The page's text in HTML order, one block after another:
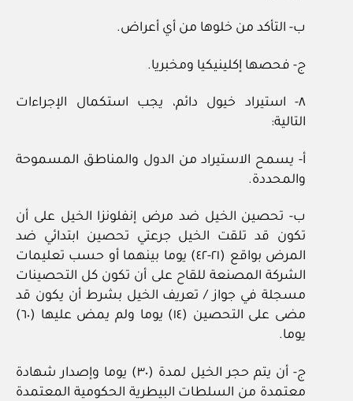
ب- التأكد من خلوها من أي أعراض.
ج- فحصها إكلينيكيا ومخبريا.
٨- استيراد خيول دائم، يجب استكمال الإجراءات
التالية:
أ- يسمح الاستيراد من الدول والمناطق المسموحة
والمحددة.
ب- تحصين الخيل ضد مرض إنفلونزا الخيل على أن
تكون قد تلقت الخيل جرعتي تحصين ابتدائي ضد
المرض بواقع (٢١-٤٢) يوما بينهما أو حسب تعليمات
الشركة المصنعة للقاح على أن تكون كل التحصينات
مسجلة في جواز / تعريف الخيل بشرط أن يكون قد
مضى على التحصين (١٤) يوما ولم يمض عليها (٦٠)
يوما.
ج- أن يتم حجر الخيل لمدة (٣٠) يوما وإصدار شهادة
معتمدة من السلطات البيطرية الحكومية المعتمدة